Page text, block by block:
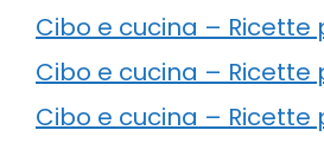
Cibo e cucina – Ricette
Cibo e cucina – Ricette
Cibo e cucina – Ricette